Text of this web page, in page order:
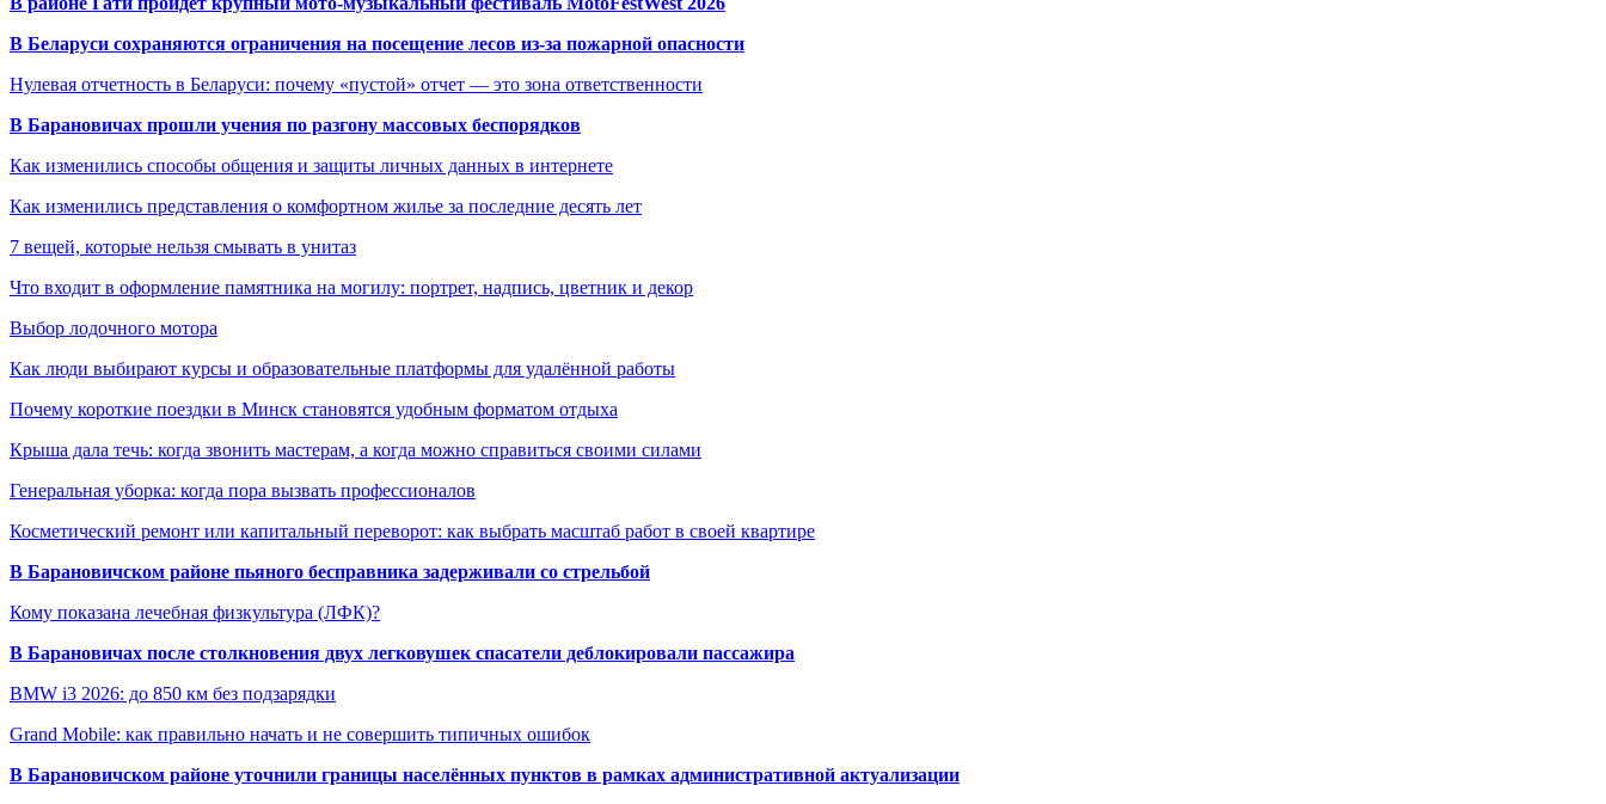
В Беларуси сохраняются ограничения на посещение лесов из-за пожарной опасности
Нулевая отчетность в Беларуси: почему «пустой» отчет — это зона ответственности
В Барановичах прошли учения по разгону массовых беспорядков
Как изменились способы общения и защиты личных данных в интернете
Как изменились представления о комфортном жилье за последние десять лет
7 вещей, которые нельзя смывать в унитаз
Что входит в оформление памятника на могилу: портрет, надпись, цветник и декор
Выбор лодочного мотора
Как люди выбирают курсы и образовательные платформы для удалённой работы
Почему короткие поездки в Минск становятся удобным форматом отдыха
Крыша дала течь: когда звонить мастерам, а когда можно справиться своими силами
Генеральная уборка: когда пора вызвать профессионалов
Косметический ремонт или капитальный переворот: как выбрать масштаб работ в своей квартире
В Барановичском районе пьяного бесправника задерживали со стрельбой
Кому показана лечебная физкультура (ЛФК)?
В Барановичах после столкновения двух легковушек спасатели деблокировали пассажира
BMW i3 2026: до 850 км без подзарядки
Grand Mobile: как правильно начать и не совершить типичных ошибок
В Барановичском районе уточнили границы населённых пунктов в рамках административной актуализации